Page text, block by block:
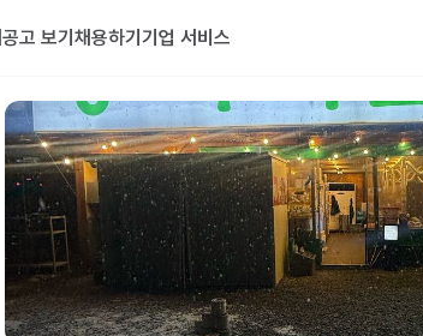
공고 보기 채용하기 기업 서비스